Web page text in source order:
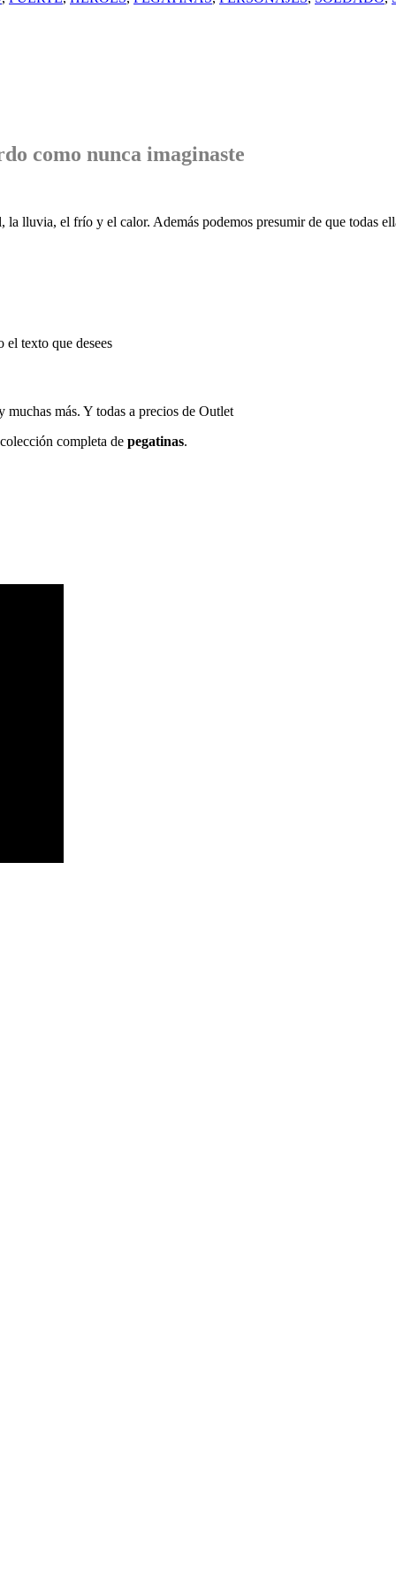
como nunca imaginaste
lluvia, el frío y el calor. Además podemos presumir de que todas
el texto que desees
muchas más. Y todas a precios de Outlet
completa de pegatinas.